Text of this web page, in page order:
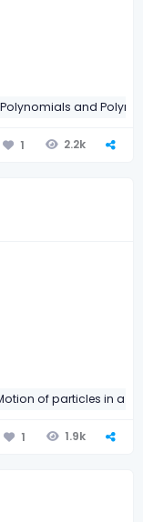
(Polynomials and
1 2.2k
(Motion of particles in a
1 1.9k